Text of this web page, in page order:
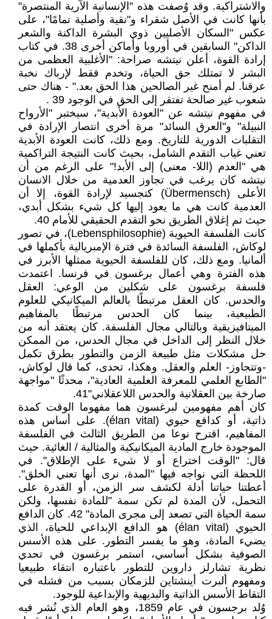
والاشتراكية. وقد وُصفت هذه "الإنسانية الآرية المنتصرة"
بأنها كانت في الأصل شقراء و"نقية وأصلية تمامًا"، على
عكس "السكان الأصليين ذوي البشرة الداكنة والشعر
الداكن" السابقين في أوروبا وأماكن أخرى 38. في كتاب
إرادة القوة، أعلن نيتشه صراحة: "الأغلبية العظمى من
البشر لا تمتلك حق الحياة، وتخدم فقط لإرباك نخبة
عرقنا. لم أمنح غير الصالحين هذا الحق بعد." - هناك حتى
شعوب غير صالحة تفتقر إلى الحق في الوجود 39 .
في مفهوم نيتشه عن "العودة الأبدية"، سيختبر "الأرواح
النبيلة" و"العرق السائد" مرة أخرى انتصار الإرادة في
التقلبات الدورية للتاريخ. ومع ذلك، كانت العودة الأبدية
تعني غياب التقدم الشامل، بحيث كانت النتيجة التراكمية
هي "العدم (اللا- معنى) إلى الأبد!" على الرغم من أن
نيتشه كان يرغب في تجاوز العدمية من خلال الانسان
الأعلى (Übermensch) كتجسيد لإرادة القوة، إلا أن
العدمية كانت هي ما يعود إليها كل شيء بشكل أبدي،
حيث تم إغلاق الطريق نحو التقدم الحقيقي للأمام 40.
كانت الفلسفة الحيوية (Lebensphilosophie)، في تصور
لوكاش، الفلسفة السائدة في فترة الإمبريالية بأكملها في
ألمانيا. ومع ذلك، كان للفلسفة الحيوية ممثلها الأبرز في
هذه الفترة وهي أعمال برغسون في فرنسا. اعتمدت
فلسفة برغسون على شكلين من الوعي: العقل
والحدس. كان العقل مرتبطًا بالعالم الميكانيكي للعلوم
الطبيعية، بينما كان الحدس مرتبطًا بالمفاهيم
الميتافيزيقية وبالتالي مجال الفلسفة. كان يعتقد أنه من
خلال النظر إلى الداخل في مجال الحدس، من الممكن
حل مشكلات مثل طبيعة الزمن والتطور بطرق تكمل
-وتتجاوز- العلم والعقل. وهكذا، تحدى، كما قال لوكاش،
"الطابع العلمي للمعرفة العلمية العادية"، محدثًا "مواجهة
صارخة بين العقلانية والحدس اللاعقلاني"41.
كان أهم مفهومين لبرغسون هما مفهوما الوقت كمدة
ذاتية، أو كدافع حيوي (élan vital). على أساس هذه
المفاهيم، اقترح نوعا من الطريق الثالث في الفلسفة
الموجودة خارج المادية الميكانيكية والمثالية / الغائية. حيث
قال: "الوقت اختراع أو لا شيء على الإطلاق". في
اللحظة التي نواجه فيها "المدة، نرى أنها تعني الخلق".
أعطتنا حياتنا أدلة لكشف سر الزمن، أو القدرة على
التحمل، لأن المدة لم تكن سمة "للمادة نفسها، ولكن
سمة الحياة التي تصعد إلى مجرى المادة" 42. كان الدافع
الحيوي (élan vital) هو الدافع الإبداعي للحياة، الذي
يضيء المادة، وهو ما يفسر التطور. على هذه الأسس
الصوفية بشكل أساسي، استمر برغسون في تحدي
نظرية تشارلز داروين للتطور باعتباره انتقاء طبيعيا
ومفهوم ألبرت أينشتاين للزمكان بسبب من فشله في
التقاط الأسس الذاتية والبديهية والإبداعية للوجود.
وُلد برجسون في عام 1859، وهو العام الذي نُشر فيه